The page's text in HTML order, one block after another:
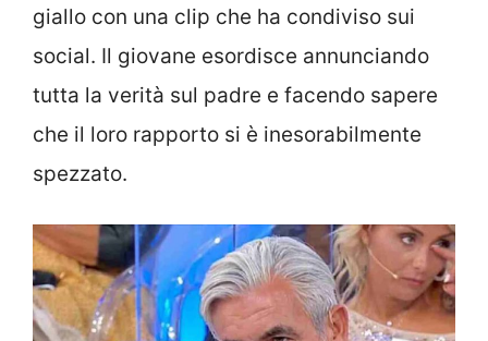
giallo con una clip che ha condiviso sui
social. Il giovane esordisce annunciando
tutta la verità sul padre e facendo sapere
che il loro rapporto si è inesorabilmente
spezzato.